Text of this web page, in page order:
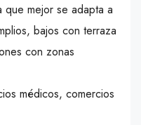
mejor se adapta a
bajos con terraza
con zonas
médicos, comercios